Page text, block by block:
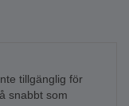
tillgänglig för
snabbt som